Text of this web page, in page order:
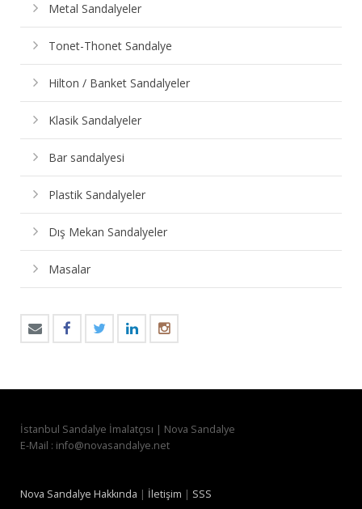
Metal Sandalyeler
Tonet-Thonet Sandalye
Hilton / Banket Sandalyeler
Klasik Sandalyeler
Bar sandalyesi
Plastik Sandalyeler
Dış Mekan Sandalyeler
Masalar
İstanbul Sandalye İmalatçısı | Nova Sandalye
E-Mail : info@novasandalye.net
Nova Sandalye Hakkında | İletişim | SSS